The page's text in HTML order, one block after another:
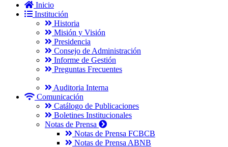
Inicio
Institución
Historia
Misión y Visión
Presidencia
Consejo de Administración
Informe de Gestión
Preguntas Frecuentes
Auditoria Interna
Comunicación
Catálogo de Publicaciones
Boletines Institucionales
Notas de Prensa
Notas de Prensa FCBCB
Notas de Prensa ABNB